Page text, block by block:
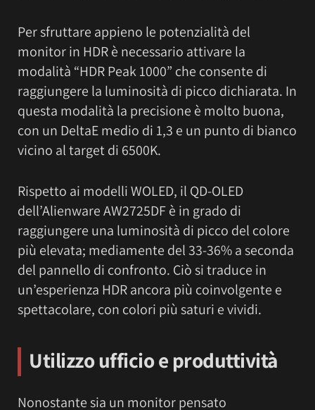
Per sfruttare appieno le potenzialità del
monitor in HDR è necessario attivare la
modalità “HDR Peak 1000” che consente di
raggiungere la luminosità di picco dichiarata. In
questa modalità la precisione è molto buona,
con un DeltaE medio di 1,3 e un punto di bianco
vicino al target di 6500K.
Rispetto ai modelli WOLED, il QD-OLED
dell’Alienware AW2725DF è in grado di
raggiungere una luminosità di picco del colore
più elevata; mediamente del 33-36% a seconda
del pannello di confronto. Ciò si traduce in
un’esperienza HDR ancora più coinvolgente e
spettacolare, con colori più saturi e vividi.
Utilizzo ufficio e produttività
Nonostante sia un monitor pensato